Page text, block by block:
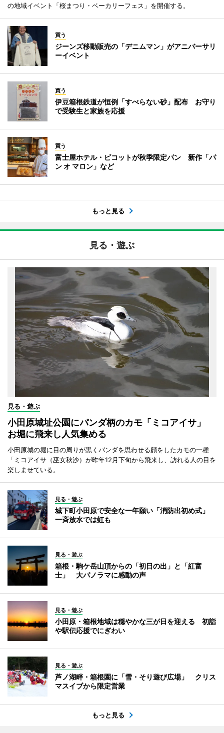
の地域イベント「桜まつり・ベーカリーフェス」を開催する。
買う
ジーンズ移動販売の「デニムマン」がアニバーサリ
ーイベント
買う
伊豆箱根鉄道が恒例「すべらない砂」配布 お守り
で受験生と家族を応援
買う
富士屋ホテル・ピコットが秋季限定パン 新作「パ
ン オ マロン」など
もっと見る
見る・遊ぶ
見る・遊ぶ
小田原城址公園にパンダ柄のカモ「ミコアイサ」
お堀に飛来し人気集める
小田原城の堀に目の周りが黒くパンダを思わせる顔をしたカモの一種
「ミコアイサ（巫女秋沙）が昨年12月下旬から飛来し、訪れる人の目を
楽しませている。
見る・遊ぶ
城下町小田原で安全な一年願い「消防出初め式」
一斉放水では虹も
見る・遊ぶ
箱根・駒ケ岳山頂からの「初日の出」と「紅富
士」 大パノラマに感動の声
見る・遊ぶ
小田原・箱根地域は穏やかな三が日を迎える 初詣
や駅伝応援でにぎわい
見る・遊ぶ
芦ノ湖畔・箱根園に「雪・そり遊び広場」 クリス
マスイブから限定営業
もっと見る